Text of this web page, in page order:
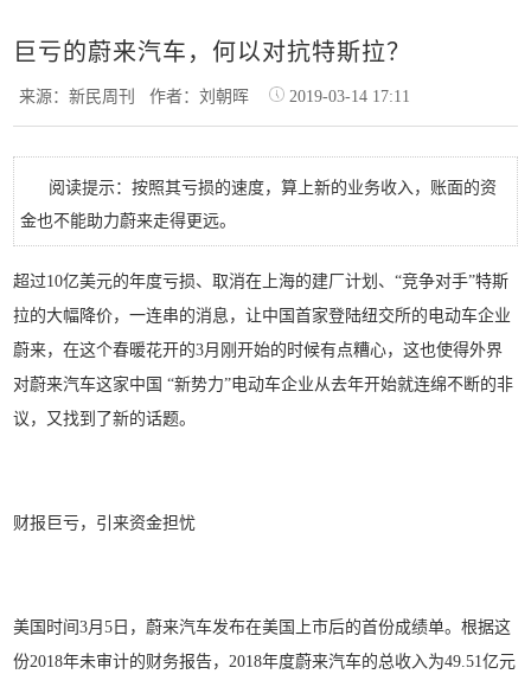
巨亏的蔚来汽车，何以对抗特斯拉？
来源：新民周刊作者：刘朝晖 2019-03-14 17:11
阅读提示：按照其亏损的速度，算上新的业务收入，账面的资
金也不能助力蔚来走得更远。
超过10亿美元的年度亏损、取消在上海的建厂计划、“竞争对手”特斯
拉的大幅降价，一连串的消息，让中国首家登陆纽交所的电动车企业
蔚来，在这个春暖花开的3月刚开始的时候有点糟心，这也使得外界
对蔚来汽车这家中国 “新势力”电动车企业从去年开始就连绵不断的非
议，又找到了新的话题。
财报巨亏，引来资金担忧
美国时间3月5日，蔚来汽车发布在美国上市后的首份成绩单。根据这
份2018年未审计的财务报告，2018年度蔚来汽车的总收入为49.51亿元